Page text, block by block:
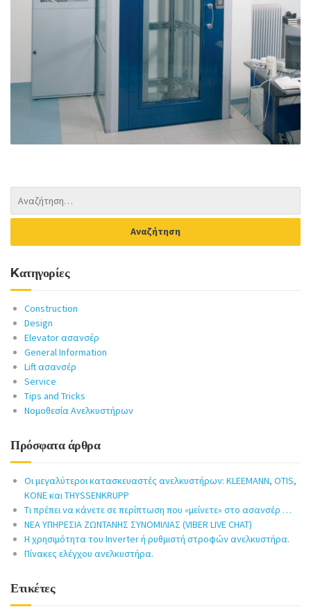
Kατηγορίες
Construction
Design
Elevator ασανσέρ
General Information
Lift ασανσέρ
Service
Tips and Tricks
Νομοθεσία Ανελκυστήρων
Πρόσφατα άρθρα
Οι μεγαλύτεροι κατασκευαστές ανελκυστήρων: KLEEMANN, OTIS,
KONE και THYSSENKRUPP
Τι πρέπει να κάνετε σε περίπτωση που «μείνετε» στο ασανσέρ …
ΝΕΑ ΥΠΗΡΕΣΙΑ ΖΩΝΤΑΝΗΣ ΣΥΝΟΜΙΛΙΑΣ (VIBER LIVE CHAT)
Η χρησιμότητα του Inverter ή ρυθμιστή στροφών ανελκυστήρα.
Πίνακες ελέγχου ανελκυστήρα.
Ετικέτες